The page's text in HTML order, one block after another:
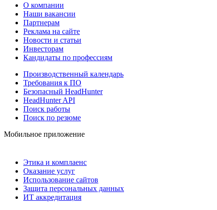
О компании
Наши вакансии
Партнерам
Реклама на сайте
Новости и статьи
Инвесторам
Кандидаты по профессиям
Производственный календарь
Требования к ПО
Безопасный HeadHunter
HeadHunter API
Поиск работы
Поиск по резюме
Мобильное приложение
Этика и комплаенс
Оказание услуг
Использование сайтов
Защита персональных данных
ИТ аккредитация